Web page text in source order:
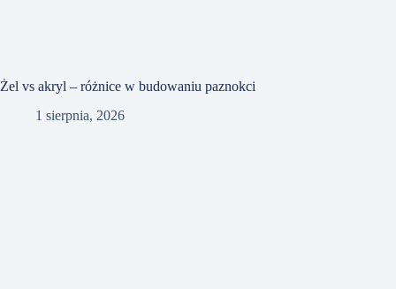
Żel vs akryl – różnice w budowaniu paznokci
1 sierpnia, 2026